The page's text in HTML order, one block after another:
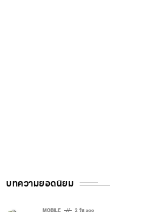
บทความยอดนิยม
MOBILE 2 วัน ago